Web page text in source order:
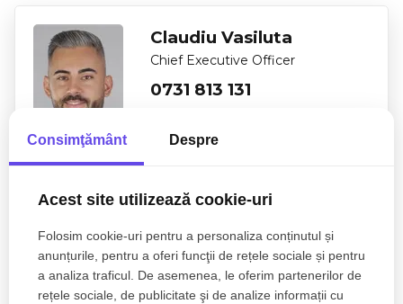
Claudiu Vasiluta
Chief Executive Officer
0731 813 131
Consimţământ Despre
Acest site utilizează cookie-uri
Folosim cookie-uri pentru a personaliza conținutul și
anunțurile, pentru a oferi funcţii de rețele sociale și pentru
a analiza traficul. De asemenea, le oferim partenerilor de
rețele sociale, de publicitate şi de analize informații cu